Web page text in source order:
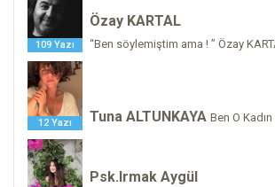
109 Yazı
Özay KARTAL
“Ben söylemiştim ama ! ” Özay
12 Yazı Tuna ALTUNKAYA Ben O
Psk.Irmak Aygül